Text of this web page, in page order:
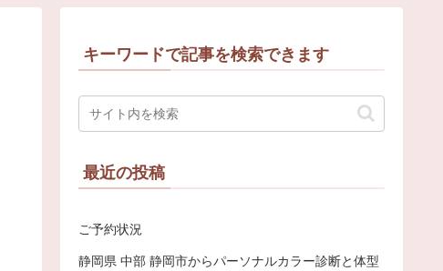
キーワードで記事を検索できます
最近の投稿
ご予約状況
静岡県 中部 静岡市からパーソナルカラー診断と体型